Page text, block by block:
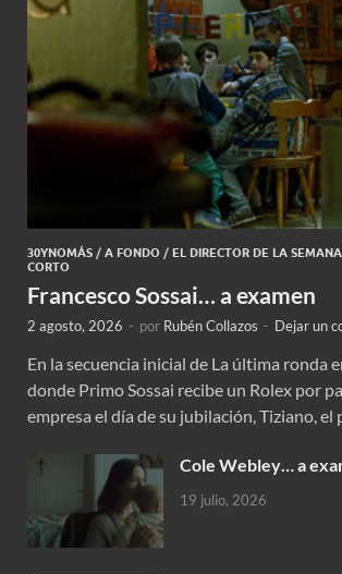
30YNOMÁS / A FONDO / EL DIRECTOR DE LA SEMANA
CORTO
Francesco Sossai… a examen
2 agosto, 2026 - por Rubén Collazos - Dejar un
En la secuencia inicial de La última ronda
donde Primo Sossai recibe un Rolex por
empresa el día de su jubilación, Tiziano, el
Cole Webley… a
19 julio, 2026